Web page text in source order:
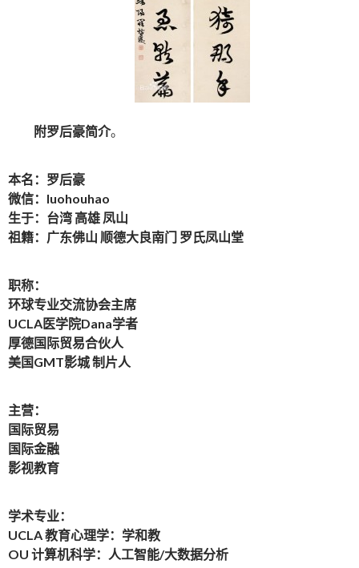
附罗后豪简介。
本名：罗后豪
微信：luohouhao
生于：台湾 高雄 凤山
祖籍：广东佛山 顺德大良南门 罗氏凤山堂
职称：
环球专业交流协会主席
UCLA医学院Dana学者
厚德国际贸易合伙人
美国GMT影城 制片人
主营：
国际贸易
国际金融
影视教育
学术专业：
UCLA 教育心理学：学和教
OU 计算机科学：人工智能/大数据分析